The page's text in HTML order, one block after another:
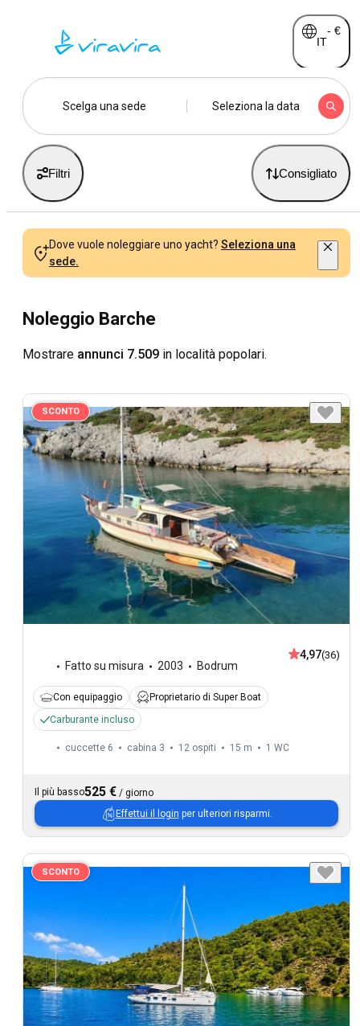
IT
- €
Scelga una sede Seleziona la data
Filtri Consigliato
Dove vuole noleggiare uno yacht? Seleziona una
sede.
Noleggio Barche
Mostrare annunci 7.509 in località popolari.
SCONTO
Fatto su misura 2003 Bodrum
4,97(36)
Con equipaggio
Proprietario di Super Boat
Carburante incluso
cuccette 6 cabina 3 12 ospiti 15 m 1 WC
Il più basso525 € / giorno
Effettui il login per ulteriori risparmi.
SCONTO